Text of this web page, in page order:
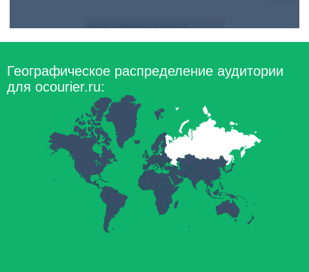
Географическое распределение аудитории
для ocourier.ru: